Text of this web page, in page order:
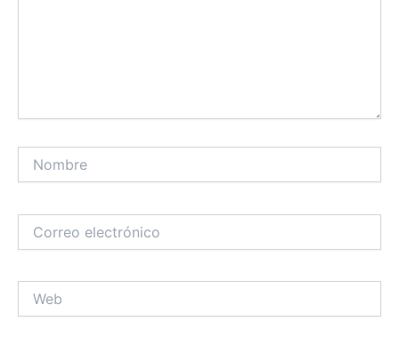
electrónico